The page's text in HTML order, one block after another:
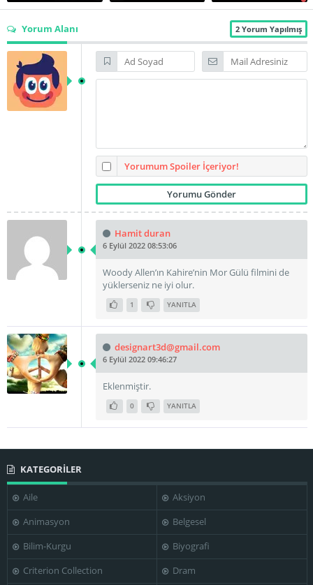
Colleen
Dewhurst
Diane Keaton Dick Cavett
Hy Anzell Janet Margolin
Jeff Goldblum Jim McKrell
John Doumanian John Glover Juliet Graham
Loretta Tupper
Mark Lenard
Yorum Alanı 2 Yorum Yapılmış
Yorumum Spoiler İçeriyor!
Hamit duran
6 Eylül 2022 08:53:06
Woody Allen’ın Kahire’nin Mor Gülü filmini de
yüklerseniz ne iyi olur.
1 YANITLA
designart3d@gmail.com
6 Eylül 2022 09:46:27
Eklenmiştir.
0 YANITLA
KATEGORİLER
Aile
Aksiyon
Animasyon
Belgesel
Bilim-Kurgu
Biyografi
Criterion Collection
Dram